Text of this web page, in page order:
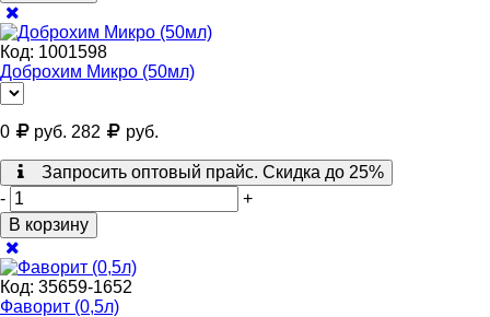
Код: 1001598
Доброхим Микро (50мл)
0 руб. 282 руб.
Запросить оптовый прайс. Скидка до 25%
-
+
В корзину
Код: 35659-1652
Фаворит (0,5л)